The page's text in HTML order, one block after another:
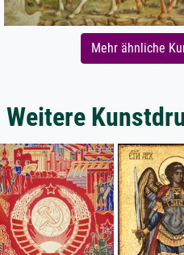
Mehr ähnliche
Weitere